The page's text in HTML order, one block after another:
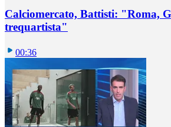
Calciomercato, Battisti: "Roma,
trequartista"
00:36